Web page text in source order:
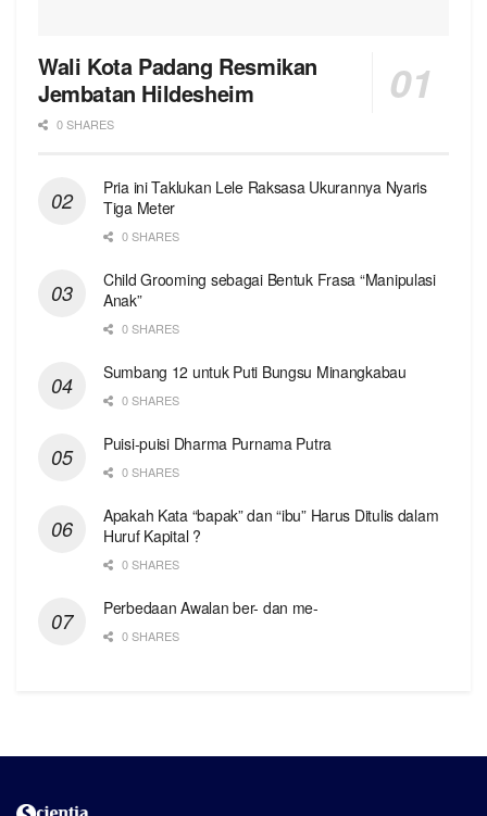
Wali Kota Padang Resmikan
Jembatan Hildesheim
0 SHARES
Pria ini Taklukan Lele Raksasa Ukurannya Nyaris
Tiga Meter
0 SHARES
Child Grooming sebagai Bentuk Frasa “Manipulasi
Anak”
0 SHARES
Sumbang 12 untuk Puti Bungsu Minangkabau
0 SHARES
Puisi-puisi Dharma Purnama Putra
0 SHARES
Apakah Kata “bapak” dan “ibu” Harus Ditulis dalam
Huruf Kapital ?
0 SHARES
Perbedaan Awalan ber- dan me-
0 SHARES